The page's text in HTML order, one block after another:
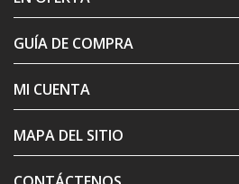
GUÍA DE COMPRA
MI CUENTA
MAPA DEL SITIO